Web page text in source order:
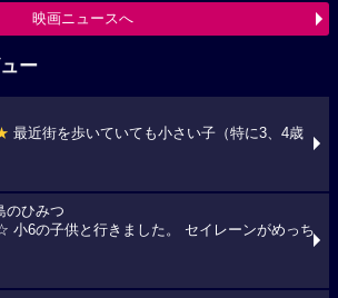
映画ニュースへ
ー
最近街を歩いていても小さい子（特に3、4歳
のひみつ
小6の子供と行きました。 セイレーンがめっち